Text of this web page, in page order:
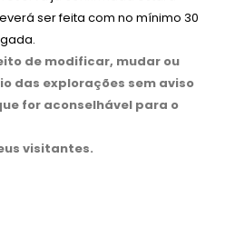
ser feita com no mínimo 30
de modificar, mudar ou
das explorações sem aviso
for aconselhável para o
visitantes.